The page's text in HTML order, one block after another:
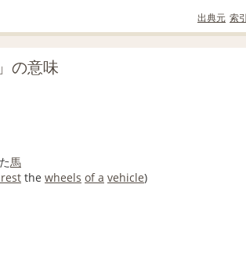
出典元 索引
の意味
た馬
the wheels of a vehicle)